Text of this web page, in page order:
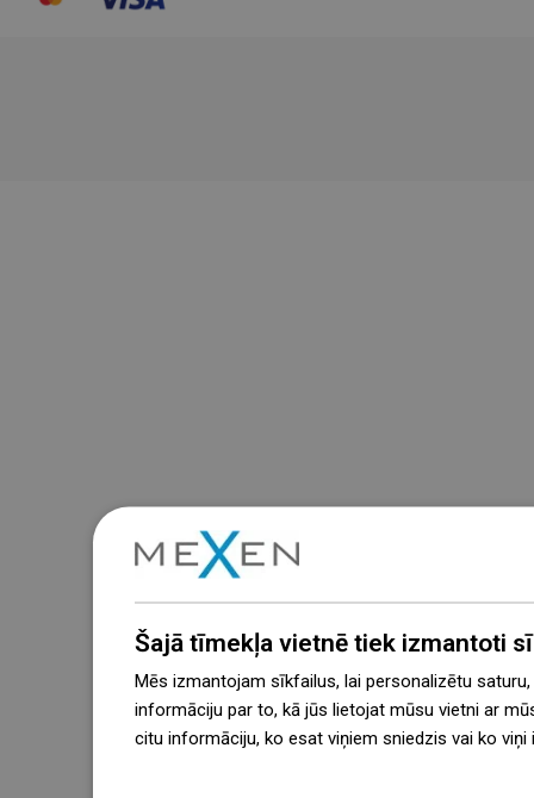
Šajā tīmekļa vietnē tiek izmantoti
Mēs izmantojam sīkfailus, lai personalizētu
informāciju par to, kā jūs lietojat mūsu vietni ar
citu informāciju, ko esat viņiem sniedzis vai ko